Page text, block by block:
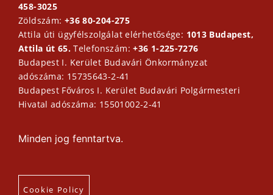
458-3025
Zöldszám: +36 80-204-275
Attila úti ügyfélszolgálat elérhetősége: 1013 Budapest,
Attila út 65.Telefonszám:+36 1-225-7276
Budapest I. Kerület Budavári Önkormányzat
adószáma: 15735643-2-41
Budapest Főváros I. Kerület Budavári Polgármesteri
Hivatal adószáma: 15501002-2-41
Minden jog fenntartva.
Cookie Policy